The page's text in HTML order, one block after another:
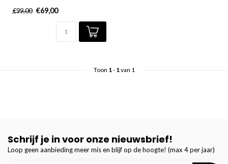
€99,00 €69,00
Toon 1- 1van 1
Schrijf je in voor onze nieuwsbrief!
Loop geen aanbieding meer mis en blijf op de hoogte! (max 4 per jaar)